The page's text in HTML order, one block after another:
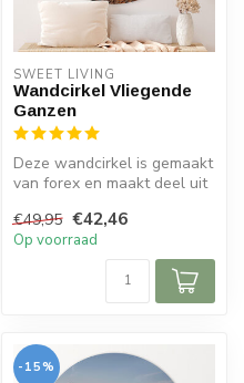
SWEET LIVING
Wandcirkel Vliegende
Ganzen
Deze wandcirkel is gemaakt
van forex en maakt deel uit
€49,95 €42,46
Op voorraad
-15%